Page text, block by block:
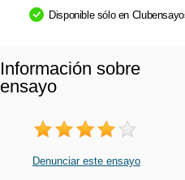
Disponible sólo en
Información sobre
ensayo
Denunciar este ensayo